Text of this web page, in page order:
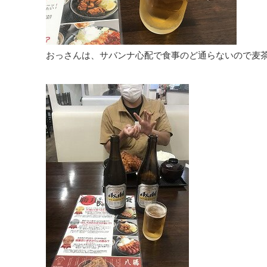
おっさんは、サバンナ心配で食事のど通らないので麦